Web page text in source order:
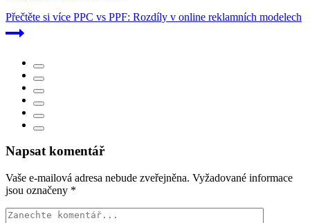
Přečtěte si více PPC vs PPF: Rozdíly v online reklamních modelech
Napsat komentář
Vaše e-mailová adresa nebude zveřejněna. Vyžadované informace
jsou označeny *